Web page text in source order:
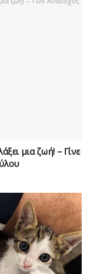
μια ζωή! – Γίνε